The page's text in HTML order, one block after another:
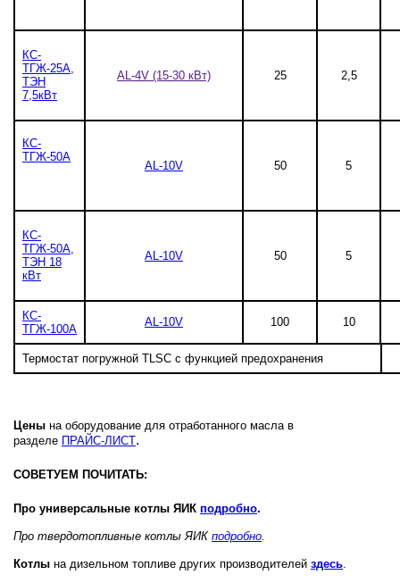
КС-
ТГЖ-25А,
ТЭН
7,5кВт
AL-4V (15-30 кВт) 25 2,5
КС-
ТГЖ-50А
AL-10V 50 5
КС-
ТГЖ-50А,
ТЭН 18
кВт
AL-10V 50 5
КС-
ТГЖ-100А
AL-10V 100 10
Термостат погружной TLSC c функцией предохранения
Цены на оборудование для отработанного масла в
разделе ПРАЙС-ЛИСТ.
СОВЕТУЕМ ПОЧИТАТЬ:
Про универсальные котлы ЯИК подробно.
Про твердотопливные котлы ЯИК подробно
Котлы на дизельном топливе других производителей здесь